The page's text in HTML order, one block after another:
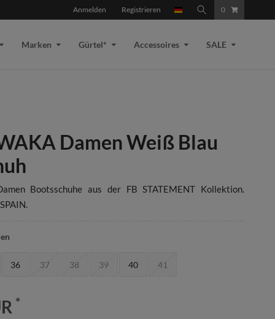
Anmelden Registrieren 0
Marken Gürtel* Accessoires SALE
Damen Weiß Blau
Bootsschuhe aus der FB STATEMENT Kollektion.
36 37 38 39 40 41
*